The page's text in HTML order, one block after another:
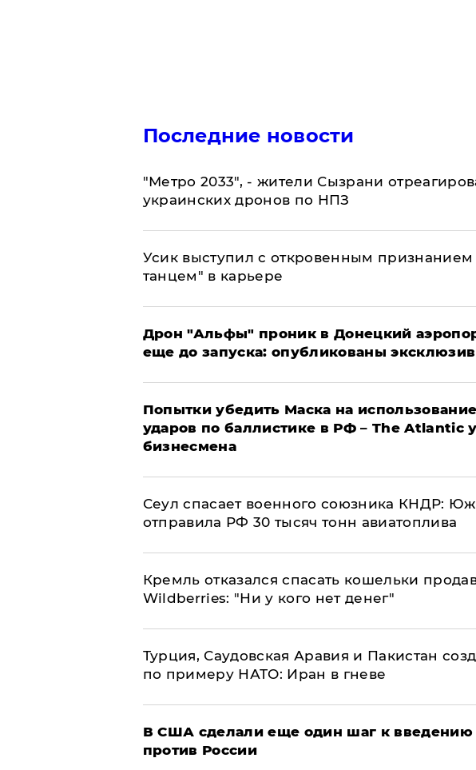
Последние новости
"Метро 2033", - жители Сызрани
украинских дронов по НПЗ
Усик выступил с откровенным
танцем" в карьере
Дрон "Альфы" проник в Донецкий
еще до запуска: опубликованы
Попытки убедить Маска на
ударов по баллистике в РФ – The Atlantic
бизнесмена
​Сеул спасает военного союзника КНДР:
отправила РФ 30 тысяч тонн авиатоплива
Кремль отказался спасать кошельки
Wildberries: "Ни у кого нет денег"
Турция, Саудовская Аравия и Пакистан
по примеру НАТО: Иран в гневе
В США сделали еще один шаг к введению
против России